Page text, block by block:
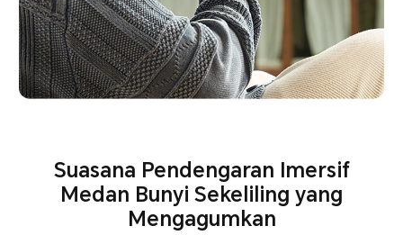
Suasana Pendengaran Imersif
Medan Bunyi Sekeliling yang
Mengagumkan